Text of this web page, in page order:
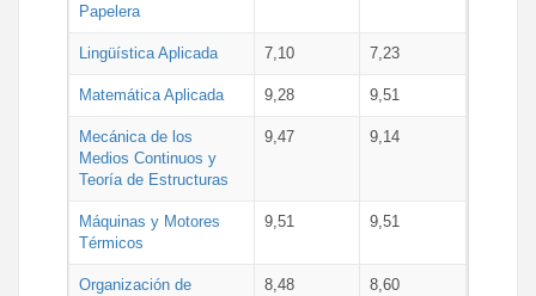
Papelera
Lingüística Aplicada 7,10 7,23
Matemática Aplicada 9,28 9,51
Mecánica de los
Medios Continuos y
Teoría de Estructuras
9,47 9,14
Máquinas y Motores
Térmicos
9,51 9,51
Organización de
8,48 8,60